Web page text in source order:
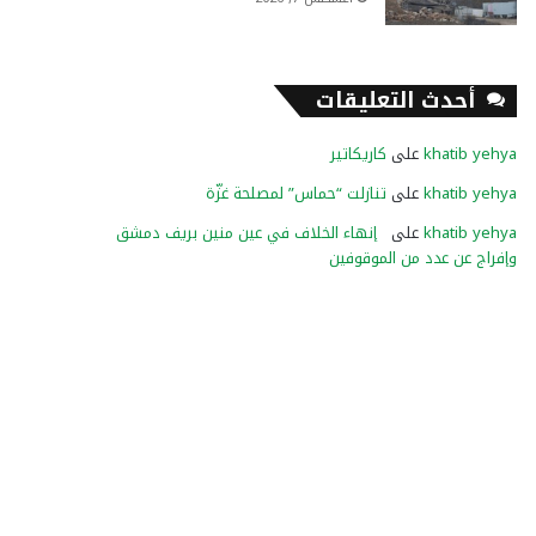
أحدث التعليقات
khatib yehyaعلى كاريكاتير
khatib yehyaعلى تنازلت “حماس” لمصلحة غزّة
khatib yehyaعلى إنهاء الخلاف في عين منين بريف دمشق
وإفراج عن عدد من الموقوفين